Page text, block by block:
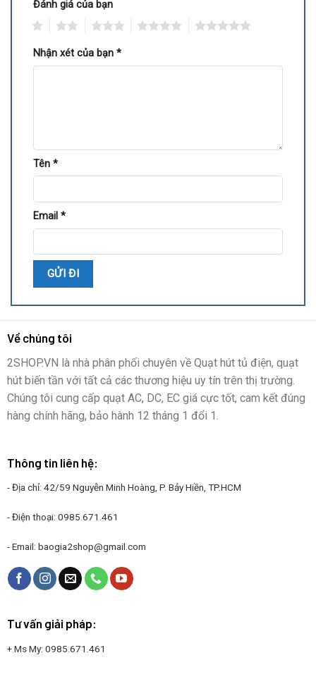
Đánh giá của bạn
Nhận xét của bạn *
Tên *
Email *
Về chúng tôi
2SHOP.VN là nhà phân phối chuyên về Quạt hút tủ điện, quạt
hút biến tần với tất cả các thương hiệu uy tín trên thị trường.
Chúng tôi cung cấp quạt AC, DC, EC giá cực tốt, cam kết đúng
hàng chính hãng, bảo hành 12 tháng 1 đổi 1.
Thông tin liên hệ:
- Địa chỉ: 42/59 Nguyễn Minh Hoàng, P. Bảy Hiền, TP.HCM
- Điện thoại: 0985.671.461
- Email: baogia2shop@gmail.com
Tư vấn giải pháp:
+ Ms My: 0985.671.461